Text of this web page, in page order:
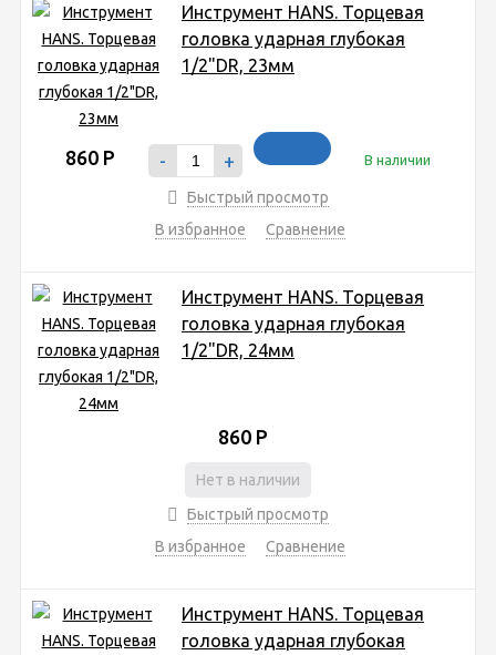
Инструмент HANS. Торцевая
головка ударная глубокая
1/2"DR, 23мм
860 Р - + В наличии
Быстрый просмотр
В избранное
Сравнение
Инструмент HANS. Торцевая
головка ударная глубокая
1/2"DR, 24мм
860 Р
Нет в наличии
Быстрый просмотр
В избранное
Сравнение
Инструмент HANS. Торцевая
головка ударная глубокая